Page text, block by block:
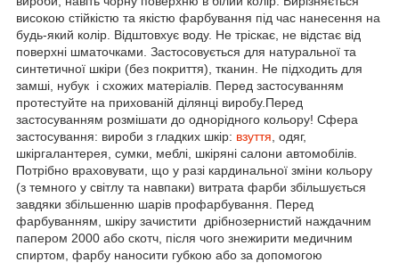
високою стійкістю та якістю фарбування під час нанесення на
будь-який колір. Відштовхує воду. Не тріскає, не відстає від
поверхні шматочками. Застосовується для натуральної та
синтетичної шкіри (без покриття), тканин. Не підходить для
замші, нубук і схожих матеріалів. Перед застосуванням
протестуйте на прихованій ділянці виробу.Перед
застосуванням розмішати до однорідного кольору! Сфера
застосування: вироби з гладких шкір: взуття , одяг,
шкіргалантерея, сумки, меблі, шкіряні салони автомобілів.
Потрібно враховувати, що у разі кардинальної зміни кольору
(з темного у світлу та навпаки) витрата фарби збільшується
завдяки збільшенню шарів профарбування. Перед
фарбуванням, шкіру зачистити дрібнозернистий наждачним
папером 2000 або скотч, після чого знежирити медичним
спиртом, фарбу наносити губкою або за допомогою